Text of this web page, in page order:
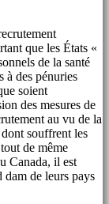
que les États «
de la santé
à des pénuries
soient
des mesures de
au vu de la
souffrent les
de même
Canada, il est
dam de leurs pays